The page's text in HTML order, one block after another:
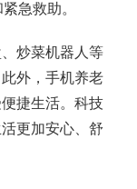
急救助。
炒菜机器人等
外，手机养老
捷生活。科技
更加安心、舒